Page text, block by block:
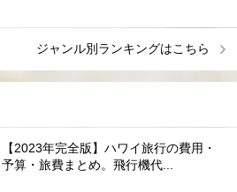
ジャンル別ランキングはこちら
【2023年完全版】ハワイ旅行の費用・
予算・旅費まとめ。飛行機代...